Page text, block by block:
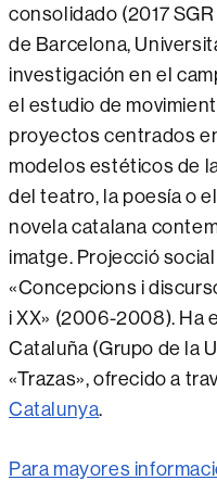
consolidado (2017
de Barcelona,
investigación en el
el estudio de
proyectos centrados
modelos estéticos de
del teatro, la poesía o
novela catalana
imatge. Projecció
«Concepcions i
i XX» (2006-2008). Ha
Cataluña (Grupo de la
«Trazas», ofrecido a
Catalunya.
Para mayores